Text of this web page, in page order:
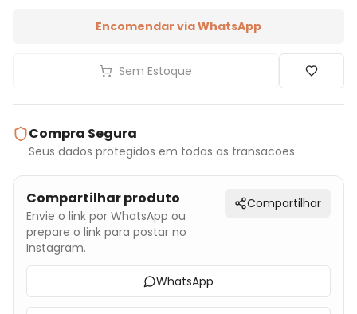
Encomendar via WhatsApp
Sem Estoque
Compra Segura
Seus dados protegidos em todas as transacoes
Compartilhar produto
Envie o link por WhatsApp ou
prepare o link para postar no
Instagram.
Compartilhar
WhatsApp